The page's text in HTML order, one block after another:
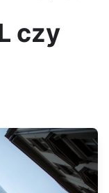
czy